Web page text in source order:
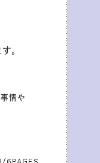
。
情や
6 PAGES